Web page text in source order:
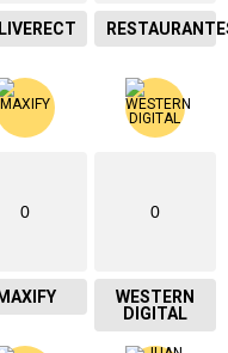
0
MAXIFY
0
WESTERN
DIGITAL